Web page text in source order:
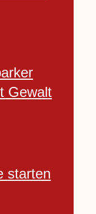
Gewalt
starten